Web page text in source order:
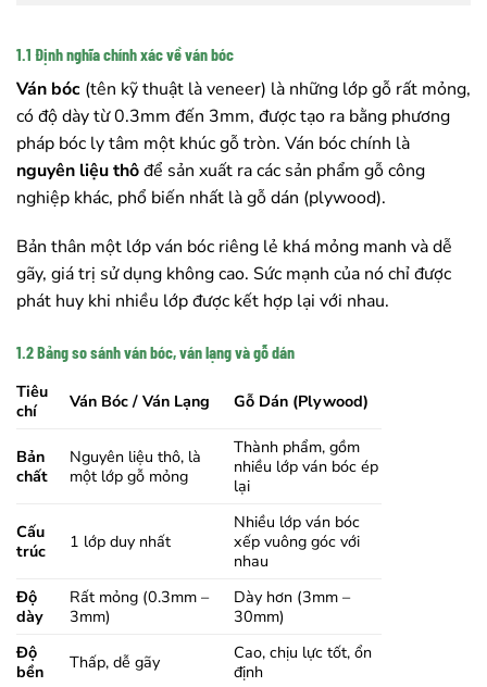
1.1 Định nghĩa chính xác về ván bóc
Ván bóc (tên kỹ thuật là veneer) là những lớp gỗ rất mỏng,
có độ dày từ 0.3mm đến 3mm, được tạo ra bằng phương
pháp bóc ly tâm một khúc gỗ tròn. Ván bóc chính là
nguyên liệu thôđể sản xuất ra các sản phẩm gỗ công
nghiệp khác, phổ biến nhất là gỗ dán (plywood).
Bản thân một lớp ván bóc riêng lẻ khá mỏng manh và dễ
gãy, giá trị sử dụng không cao. Sức mạnh của nó chỉ được
phát huy khi nhiều lớp được kết hợp lại với nhau.
1.2 Bảng so sánh ván bóc, ván lạng và gỗ dán
Tiêu
chí
Ván Bóc / Ván Lạng Gỗ Dán (Plywood)
Bản
chất
Nguyên liệu thô, là
một lớp gỗ mỏng
Thành phẩm, gồm
nhiều lớp ván bóc ép
lại
Cấu
trúc
1 lớp duy nhất
Nhiều lớp ván bóc
xếp vuông góc với
nhau
Độ
dày
Rất mỏng (0.3mm –
3mm)
Dày hơn (3mm –
30mm)
Độ
bền
Thấp, dễ gãy
Cao, chịu lực tốt, ổn
định